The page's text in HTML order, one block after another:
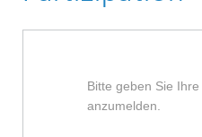
Bitte geben Sie
anzumelden.